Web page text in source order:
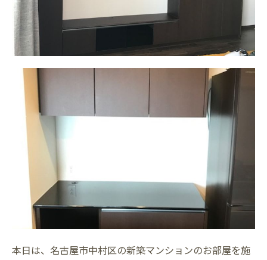
本日は、名古屋市中村区の新築マンションのお部屋を施